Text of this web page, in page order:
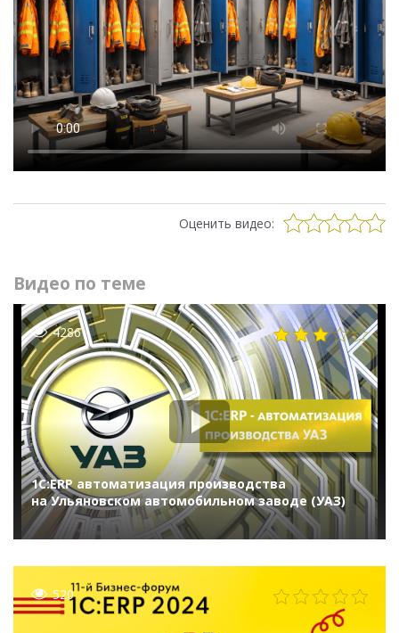
Оценить видео:
Видео по теме
4286
1С:ERP автоматизация производства
на Ульяновском автомобильном заводе (УАЗ)
520